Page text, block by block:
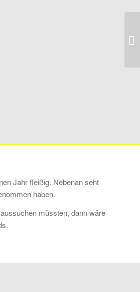
Jahr fleißig. Nebenan seht
haben.
müssten, dann wäre